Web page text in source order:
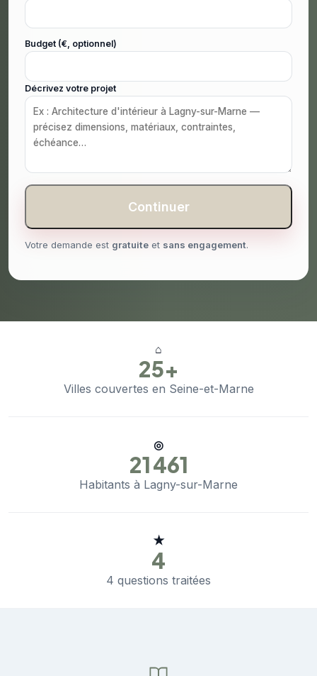
Budget (€, optionnel)
Décrivez votre projet
Continuer
Votre demande est gratuite et sans engagement.
⌂
25+
Villes couvertes en Seine-et-Marne
◎
21 461
Habitants à Lagny-sur-Marne
★
4
4 questions traitées